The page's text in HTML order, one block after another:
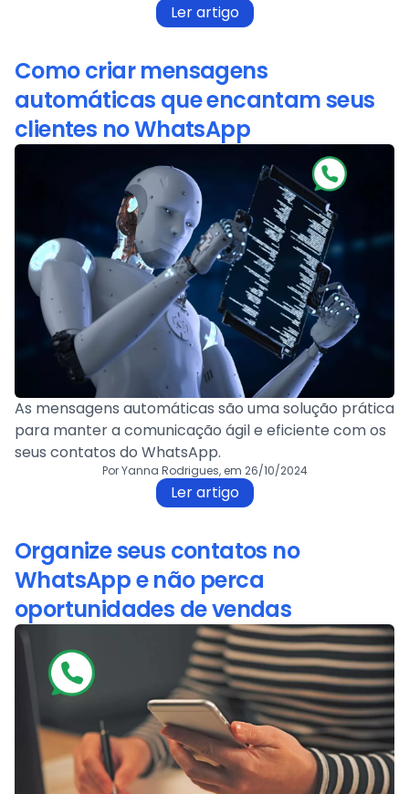
Ler artigo
Como criar mensagens
automáticas que encantam seus
clientes no WhatsApp
As mensagens automáticas são uma solução prática
para manter a comunicação ágil e eficiente com os
seus contatos do WhatsApp.
Por Yanna Rodrigues, em 26/10/2024
Ler artigo
Organize seus contatos no
WhatsApp e não perca
oportunidades de vendas